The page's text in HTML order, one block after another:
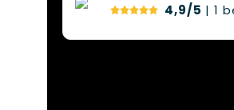
4,9/5 | 1